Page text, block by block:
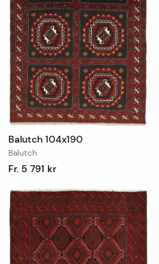
Balutch 104x190
Balutch
Fr. 5 791 kr